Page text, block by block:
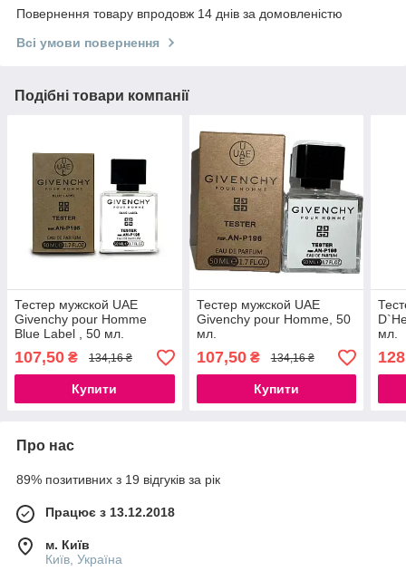
Повернення товару впродовж 14 днів за домовленістю
Всі умови повернення
Подібні товари компанії
Тестер мужской UAE
Givenchy pour Homme
Blue Label , 50 мл.
107,50 ₴ 134,16 ₴
Купити
Тестер мужской UAE
Givenchy pour Homme, 50
мл.
107,50₴ 134,16 ₴
Купити
мл.
Про нас
89% позитивних з 19 відгуків за рік
Працює з 13.12.2018
м. Київ
Київ, Україна